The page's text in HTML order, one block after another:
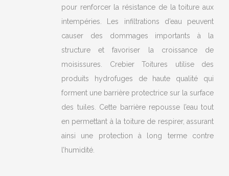
pour renforcer la résistance de la toiture aux
intempéries. Les infiltrations d’eau peuvent
causer des dommages importants à la
structure et favoriser la croissance de
moisissures. Crebier Toitures utilise des
produits hydrofuges de haute qualité qui
forment une barrière protectrice sur la surface
des tuiles. Cette barrière repousse l’eau tout
en permettant à la toiture de respirer, assurant
ainsi une protection à long terme contre
l’humidité.